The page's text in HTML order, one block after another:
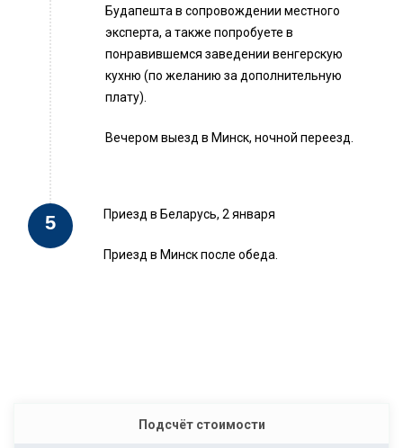
Будапешта в сопровождении местного
эксперта, а также попробуете в
понравившемся заведении венгерскую
кухню (по желанию за дополнительную
плату).
Вечером выезд в Минск, ночной переезд.
Приезд в Беларусь, 2 января
Приезд в Минск после обеда.
Подсчёт стоимости